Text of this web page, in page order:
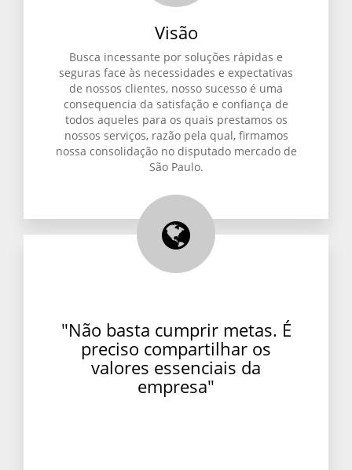
Visão
Busca incessante por soluções rápidas e
seguras face às necessidades e expectativas
de nossos clientes, nosso sucesso é uma
consequencia da satisfação e confiança de
todos aqueles para os quais prestamos os
nossos serviços, razão pela qual, firmamos
nossa consolidação no disputado mercado de
São Paulo.
"Não basta cumprir metas. É
preciso compartilhar os
valores essenciais da
empresa"